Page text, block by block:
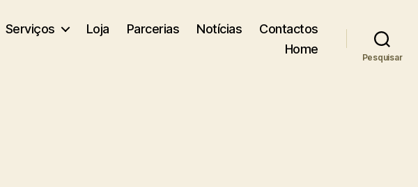
Serviços Loja Parcerias Notícias
Contactos
Home
Pesquisar